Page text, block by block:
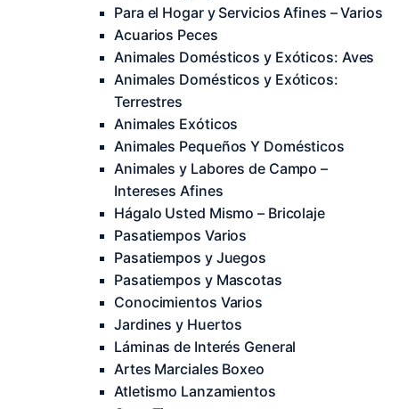
Para el Hogar y Servicios Afines – Varios
Acuarios Peces
Animales Domésticos y Exóticos: Aves
Animales Domésticos y Exóticos:
Terrestres
Animales Exóticos
Animales Pequeños Y Domésticos
Animales y Labores de Campo –
Intereses Afines
Hágalo Usted Mismo – Bricolaje
Pasatiempos Varios
Pasatiempos y Juegos
Pasatiempos y Mascotas
Conocimientos Varios
Jardines y Huertos
Láminas de Interés General
Artes Marciales Boxeo
Atletismo Lanzamientos